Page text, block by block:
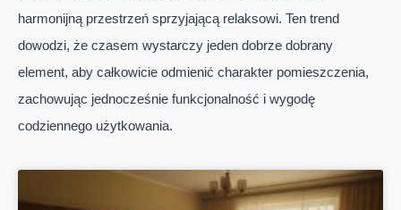
harmonijną przestrzeń sprzyjającą relaksowi. Ten trend
dowodzi, że czasem wystarczy jeden dobrze dobrany
element, aby całkowicie odmienić charakter pomieszczenia,
zachowując jednocześnie funkcjonalność i wygodę
codziennego użytkowania.